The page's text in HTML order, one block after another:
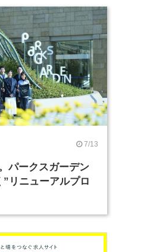
7/13
パークスガーデン
リニューアルプロ